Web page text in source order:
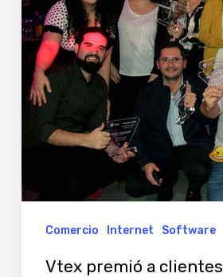
por
perfomances
en
Hot
Week
Comercio Internet Software
Vtex premió a clientes